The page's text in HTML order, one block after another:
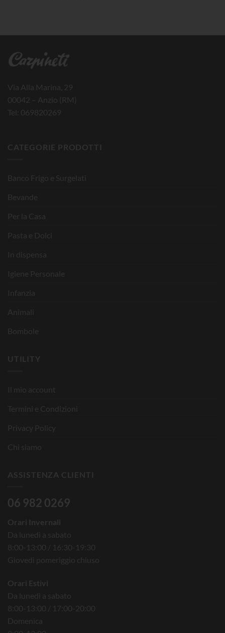
Via Alla Marina, 29
00042 – Anzio (RM)
Tel: 069820269
CATEGORIE PRODOTTI
Banco Frigo e Surgelati
Bevande
Per la Casa
Pasta e Dolci
In dispensa
Igiene Personale
Infanzia
Animali
Bombole
UTILITY
Il mio account
Termini e Condizioni
Privacy Policy
Chi siamo
ASSISTENZA CLIENTI
06 982 0269
Orari Invernali
Da lunedì a sabato
8:00-13:00 / 16:30-19:30
Giovedì pomeriggio chiuso
Orari Estivi
Da lunedì a sabato
8:00-13:00 / 17:00-20:00
Domenica